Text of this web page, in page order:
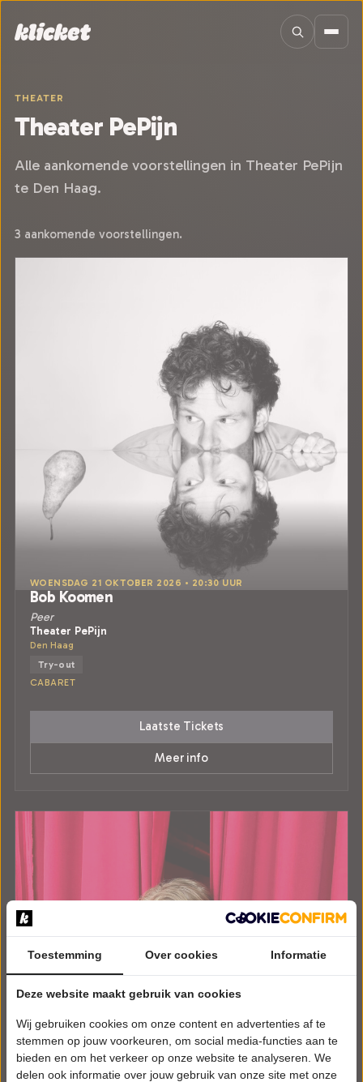
THEATER
Theater PePijn
Alle aankomende voorstellingen in Theater PePijn
te Den Haag.
3 aankomende voorstellingen.
WOENSDAG 21 OKTOBER 2026 • 20:30 UUR
Bob Koomen
Peer
Theater PePijn
Den Haag
Try-out
CABARET
Laatste Tickets
Meer info
Toestemming Over cookies Informatie
Deze website maakt gebruik van cookies
Wij gebruiken cookies om onze content en advertenties af te
stemmen op jouw voorkeuren, om social media-functies aan te
bieden en om het verkeer op onze website te analyseren. We
delen ook informatie over jouw gebruik van onze site met onze